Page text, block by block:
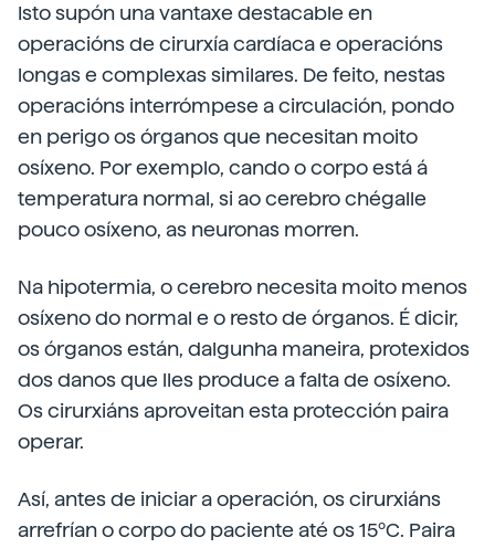
Isto supón una vantaxe destacable en
operacións de cirurxía cardíaca e operacións
longas e complexas similares. De feito, nestas
operacións interrómpese a circulación, pondo
en perigo os órganos que necesitan moito
osíxeno. Por exemplo, cando o corpo está á
temperatura normal, si ao cerebro chégalle
pouco osíxeno, as neuronas morren.
Na hipotermia, o cerebro necesita moito menos
osíxeno do normal e o resto de órganos. É dicir,
os órganos están, dalgunha maneira, protexidos
dos danos que lles produce a falta de osíxeno.
Os cirurxiáns aproveitan esta protección paira
operar.
Así, antes de iniciar a operación, os cirurxiáns
arrefrían o corpo do paciente até os 15ºC. Paira